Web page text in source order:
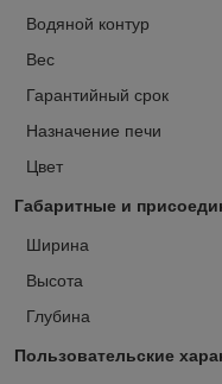
Водяной контур
Вес
Гарантийный срок
Назначение печи
Цвет
Габаритные и
Ширина
Высота
Глубина
Пользовательские